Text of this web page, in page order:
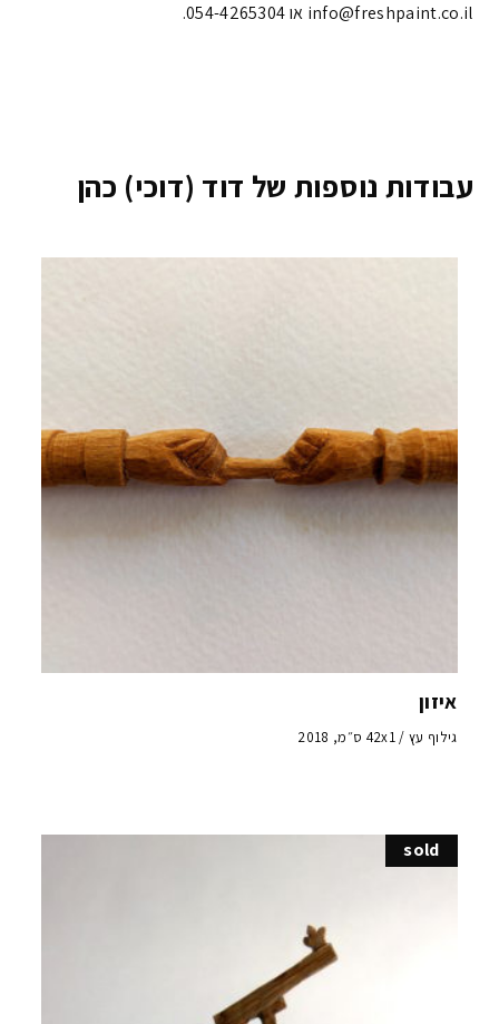
info@freshpaint.co.il‏ או 054-4265304.
עבודות נוספות של דוד (דוכי) כהן
איזון
גילוף עץ / 42x1 ס״מ, 2018
sold